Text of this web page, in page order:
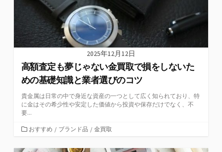
2025年12月12日
高額査定も夢じゃない金買取で損をしないた
めの基礎知識と業者選びのコツ
貴金属は日常の中で身近な資産の一つとして広く知られており、特
に金はその希少性や安定した価値から投資や保存だけでなく、不
要...
カ
ゴ
おすすめ / ブランド品 / 金買取